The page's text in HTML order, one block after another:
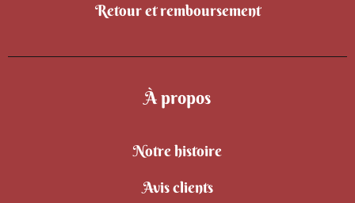
Retour et remboursement
À propos
Notre histoire
Avis clients